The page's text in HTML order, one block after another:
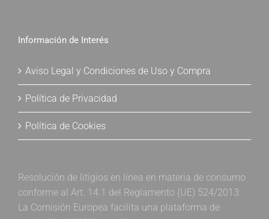
Información de Interés
Aviso Legal y Condiciones de Uso y Compra
Política de Privacidad
Política de Cookies
Resolución de litigios en línea en materia de consumo
conforme al Art. 14.1 del Reglamento (UE) 524/2013:
La Comisión Europea facilita una plataforma de